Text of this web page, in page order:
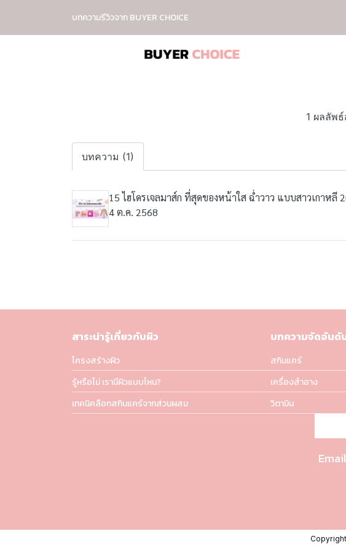
บทความรีวิวจาก BUYER CHOICE
1 ผลลัพ
บทความ (1)
15 ไฮโดรเจลมาส์ก ที่สุดของหน้าใส ฉ่ำวาว แบบสาวเกาหลี
4 ต.ค. 2568
สาระน่ารู้เกี่ยวกับผิว
โครงสร้างผิว
รู้หรือไม่ เรามีผิวแบบไหน?
เทคนิคลือกสกินแคร์จากส่วนผสม
บทความจัดอันดั
สกินแคร์
เครื่องสำอาง
วิตามิน